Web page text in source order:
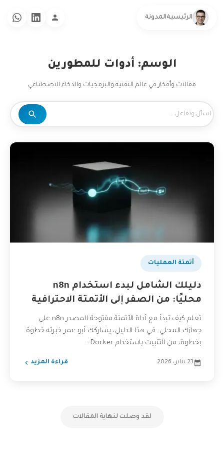
الرئيسيةالمدونة
الوسم: أدوات للمطورين
مقالات وأفكار في عالم التقنية والبرمجيات والذكاء الاصطناعي
بودكاست
أتمتة العمليات
دليلك الشامل لبدء استخدام n8n
محليًا: من الصفر إلى الأتمتة الاحترافية
تعلم كيف تبدأ مع أداة الأتمتة مفتوحة المصدر n8n على
جهازك المحلي. في هذا الدليل، يشاركك أبو عمر خبرته خطوة
بخطوة، من التثبيت باستخدام Docker...
23 يناير، 2026 قراءة المزيد
لقد وصلت لنهاية المقالات